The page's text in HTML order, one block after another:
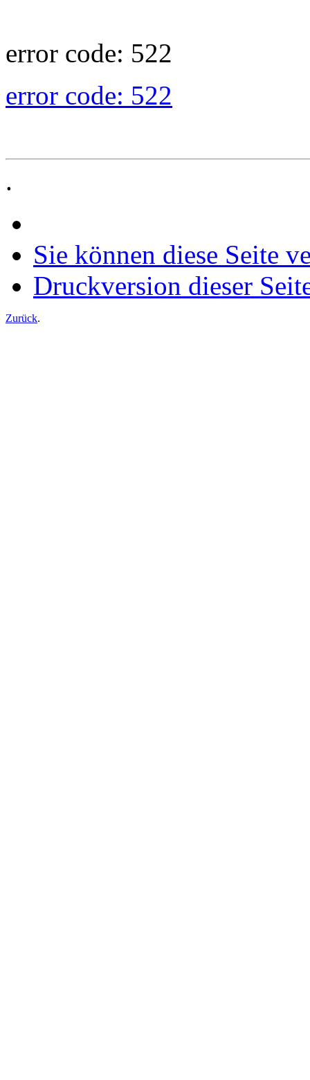
error code: 522
error code: 522
.
Sie können diese Seite
Druckversion dieser
Zurück.